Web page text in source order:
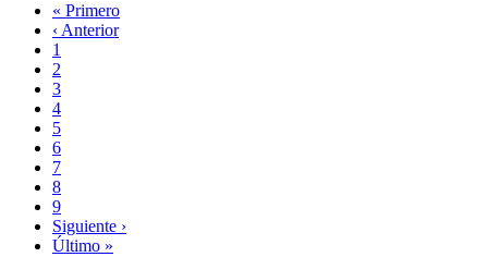
Paginación
Primera
página
« Primero
Página
anterior
‹ Anterior
Page
1
Page
2
Página
actual
3
Page
4
Page
5
Page
6
Page
7
Page
8
Page
9
Siguiente
página
Siguiente ›
Última
Último »